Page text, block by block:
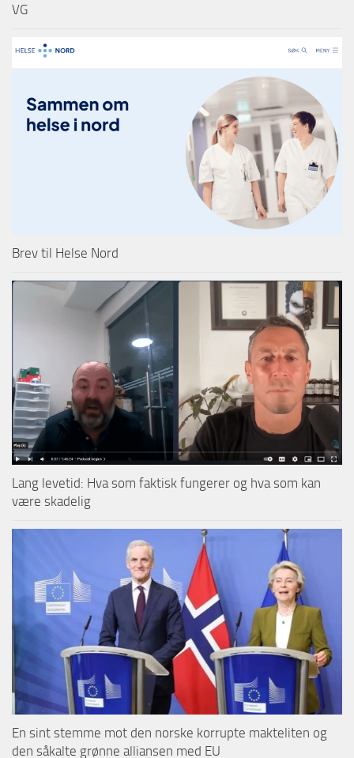
VG
Brev til Helse Nord
Lang levetid: Hva som faktisk fungerer og hva som kan
være skadelig
En sint stemme mot den norske korrupte makteliten og
den såkalte grønne alliansen med EU